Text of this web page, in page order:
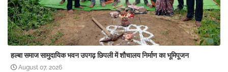
हल्बा समाज सामुदायिक भवन उपगढ़ छिपली में शौचालय निर्माण का भूमिपूजन
August 07, 2026